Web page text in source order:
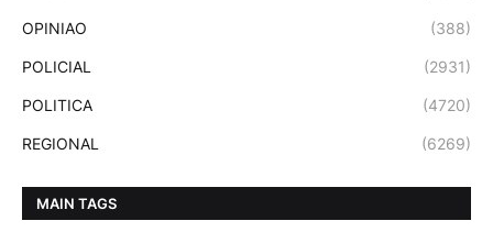
OPINIAO (388)
POLICIAL (2931)
POLITICA (4720)
REGIONAL (6269)
MAIN TAGS